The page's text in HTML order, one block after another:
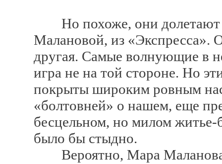
Но похоже, они долетают
Малановой, из «Экспресса».
другая. Самые волнующие в
игра не на той стороне. Но
покрыты широким ровным
«болтовней» о нашем, еще
бесцельном, но милом житье-
было бы стыдно.
Вероятно, Мара Маланова